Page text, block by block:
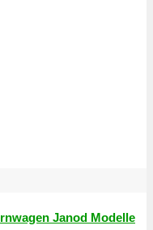
Janod Modelle